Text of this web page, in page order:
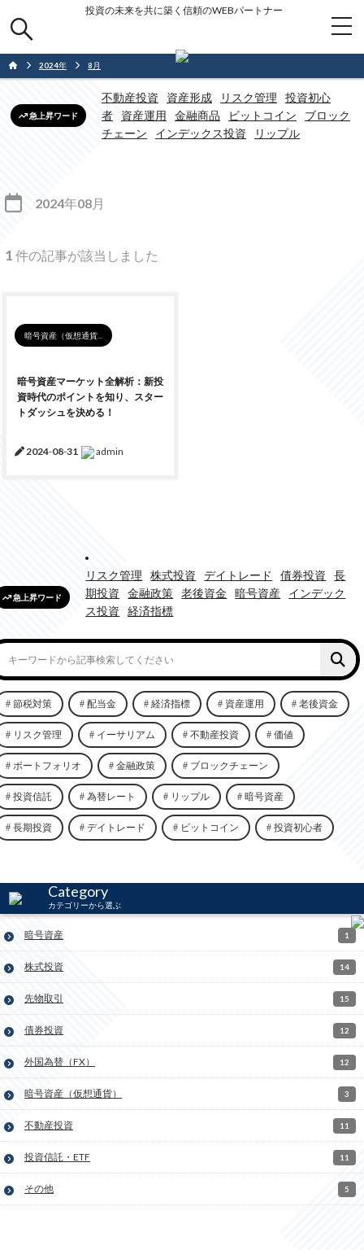
投資の未来を共に築く信頼のWEBパートナー
2024年 8 月
急上昇ワード
不動産投資 資産形成 リスク管理
投資初心
者
資産運用 金融商品 ビットコイン
ブロック
チェーン
インデックス投資 リップル
2024年08月
1 件の記事が該当しました
暗号資産（仮想通貨...
暗号資産マーケット全解析：新投
資時代のポイントを知り、スター
トダッシュを決める！
2024-08-31 admin
急上昇ワード
リスク管理 株式投資 デイトレード 債券投資
長
期投資
金融政策 老後資金 暗号資産
インデック
ス投資
経済指標
節税対策 配当金 経済指標 資産運用 老後資金
リスク管理 イーサリアム 不動産投資 価値
ポートフォリオ 金融政策 ブロックチェーン
投資信託 為替レート リップル 暗号資産
長期投資 デイトレード ビットコイン 投資初心者
Category
カテゴリーから選ぶ
暗号資産 1
株式投資 14
先物取引 15
債券投資 12
外国為替（FX） 12
暗号資産（仮想通貨） 3
不動産投資 11
投資信託・ETF 11
その他 5